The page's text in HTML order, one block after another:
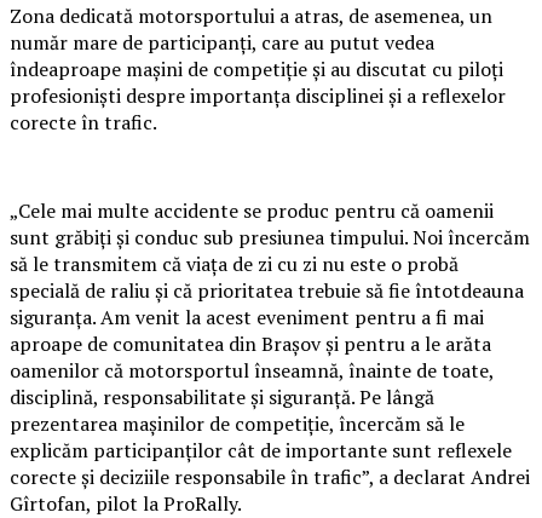
Zona dedicată motorsportului a atras, de asemenea, un
număr mare de participanți, care au putut vedea
îndeaproape mașini de competiție și au discutat cu piloți
profesioniști despre importanța disciplinei și a reflexelor
corecte în trafic.
„Cele mai multe accidente se produc pentru că oamenii
sunt grăbiți și conduc sub presiunea timpului. Noi încercăm
să le transmitem că viața de zi cu zi nu este o probă
specială de raliu și că prioritatea trebuie să fie întotdeauna
siguranța. Am venit la acest eveniment pentru a fi mai
aproape de comunitatea din Brașov și pentru a le arăta
oamenilor că motorsportul înseamnă, înainte de toate,
disciplină, responsabilitate și siguranță. Pe lângă
prezentarea mașinilor de competiție, încercăm să le
explicăm participanților cât de importante sunt reflexele
corecte și deciziile responsabile în trafic”, a declarat Andrei
Gîrtofan, pilot la ProRally.